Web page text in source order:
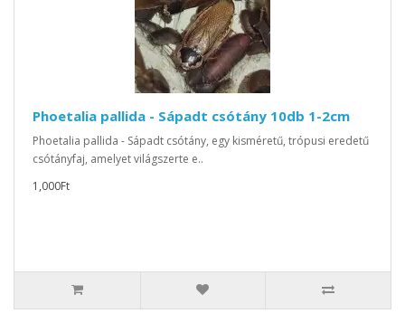
Phoetalia pallida - Sápadt csótány 10db 1-2cm
Phoetalia pallida - Sápadt csótány, egy kisméretű, trópusi eredetű
csótányfaj, amelyet világszerte e..
1,000Ft